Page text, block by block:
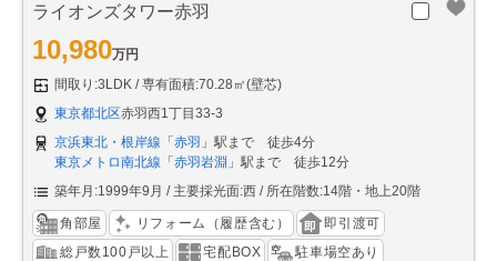
ライオンズタワー赤羽
10,980万円
間取り:3LDK
専有面積:70.28㎡(壁芯)
東京都北区赤羽西1丁目33-3
京浜東北・根岸線 「赤羽 」駅まで 徒歩4分
東京メトロ南北線 「赤羽岩淵 」駅まで 徒歩12分
築年月:1999年9月
主要採光面:西 所在階数:14階・地上20階
角部屋 リフォーム（履歴含む）
即引渡可
総戸数100戸以上
宅配BOX
駐車場空あり